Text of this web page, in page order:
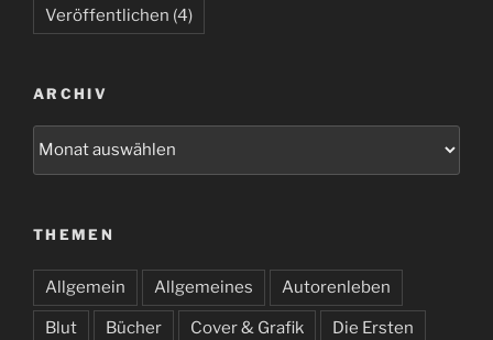
Veröffentlichen (4)
ARCHIV
THEMEN
Allgemein Allgemeines Autorenleben
Blut Bücher Cover & Grafik Die Ersten